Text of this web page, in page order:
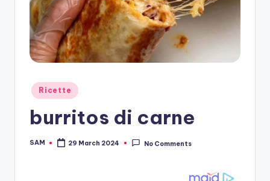
Posted
in
Ricette
burritos di carne
Posted
SAM 29 March 2024 No Comments